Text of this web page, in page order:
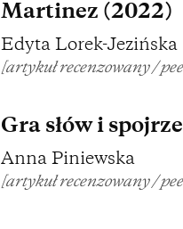
Martinez (2022)
Edyta Lorek-Jezińska
[artykuł recenzowany /
Gra słów i
Anna Piniewska
[artykuł recenzowany /